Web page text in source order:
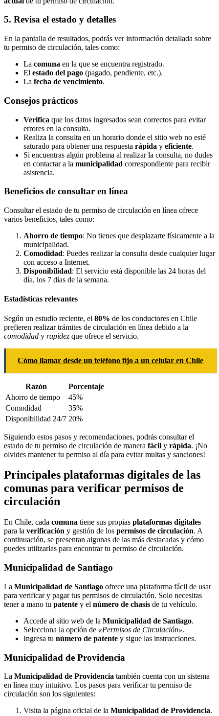
5. Revisa el estado y detalles
En la pantalla de resultados, podrás ver información detallada sobre
tu permiso de circulación, tales como:
La comuna en la que se encuentra registrado.
El estado del pago (pagado, pendiente, etc.).
La fecha de vencimiento.
Consejos prácticos
Verifica que los datos ingresados sean correctos para evitar
errores en la consulta.
Realiza la consulta en un horario donde el sitio web no esté
saturado para obtener una respuesta rápida y eficiente.
Si encuentras algún problema al realizar la consulta, no dudes
en contactar a la municipalidad correspondiente para recibir
asistencia.
Beneficios de consultar en línea
Consultar el estado de tu permiso de circulación en línea ofrece
varios beneficios, tales como:
Ahorro de tiempo: No tienes que desplazarte físicamente a la
municipalidad.
Comodidad: Puedes realizar la consulta desde cualquier lugar
con acceso a Internet.
Disponibilidad: El servicio está disponible las 24 horas del
día, los 7 días de la semana.
Estadísticas relevantes
Según un estudio reciente, el 80% de los conductores en Chile
prefieren realizar trámites de circulación en línea debido a la
comodidad y rapidez que ofrece el servicio.
Cómo llamar desde un teléfono fijo a un celular en Chile
Razón
Porcentaje
Ahorro de tiempo
45%
Comodidad
35%
Disponibilidad 24/7 20%
Siguiendo estos pasos y recomendaciones, podrás consultar el
estado de tu permiso de circulación de manera fácil y rápida. ¡No
olvides mantener tu permiso al día para evitar multas y sanciones!
Principales plataformas digitales de las
comunas para verificar permisos de
circulación
En Chile, cada comuna tiene sus propias plataformas digitales
para la verificación y gestión de los permisos de circulación. A
continuación, se presentan algunas de las más destacadas y cómo
puedes utilizarlas para encontrar tu permiso de circulación.
Municipalidad de Santiago
La Municipalidad de Santiago ofrece una plataforma fácil de usar
para verificar y pagar tus permisos de circulación. Solo necesitas
tener a mano tu patente y el número de chasis de tu vehículo.
Accede al sitio web de la Municipalidad de Santiago.
Selecciona la opción de «Permisos de Circulación».
Ingresa tu número de patente y sigue las instrucciones.
Municipalidad de Providencia
La Municipalidad de Providencia también cuenta con un sistema
en línea muy intuitivo. Los pasos para verificar tu permiso de
circulación son los siguientes:
Visita la página oficial de la Municipalidad de Providencia.